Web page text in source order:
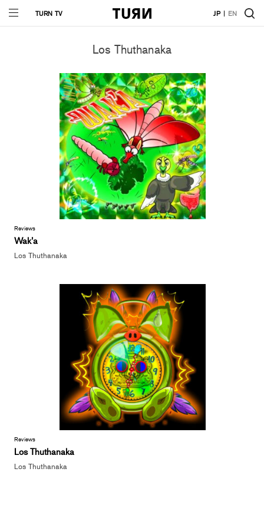
TURN TV JP EN
Los Thuthanaka
Reviews
Wak’a
Los Thuthanaka
Reviews
Los Thuthanaka
Los Thuthanaka